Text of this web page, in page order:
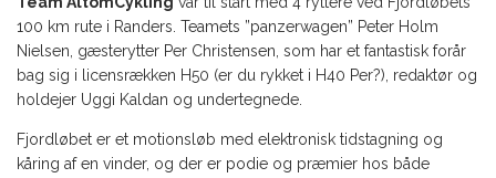
100 km rute i Randers. Teamets ”panzerwagen” Peter Holm
Nielsen, gæsterytter Per Christensen, som har et fantastisk forår
bag sig i licensrækken H50 (er du rykket i H40 Per?), redaktør og
holdejer Uggi Kaldan og undertegnede.
Fjordløbet er et motionsløb med elektronisk tidstagning og
kåring af en vinder, og der er podie og præmier hos både